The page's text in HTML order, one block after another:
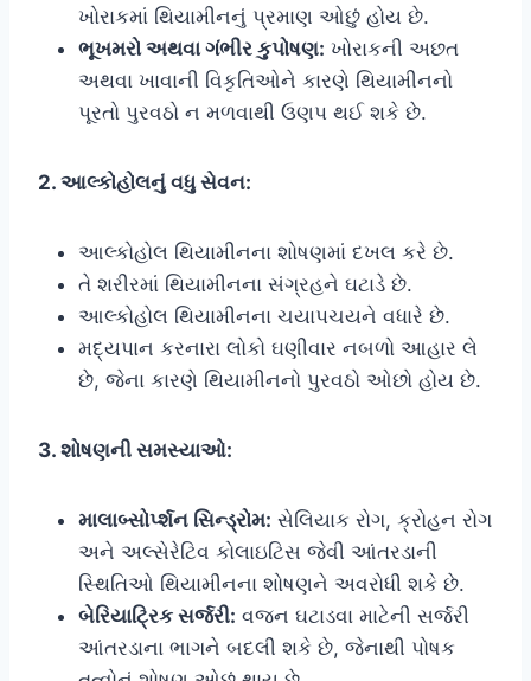
ખોરાકમાં થિયામીનનું પ્રમાણ ઓછું હોય છે.
ભૂખમરો અથવા ગંભીર કુપોષણ: ખોરાકની અછત
અથવા ખાવાની વિકૃતિઓને કારણે થિયામીનનો
પૂરતો પુરવઠો ન મળવાથી ઉણપ થઈ શકે છે.
2. આલ્કોહોલનું વધુ સેવન:
આલ્કોહોલ થિયામીનના શોષણમાં દખલ કરે છે.
તે શરીરમાં થિયામીનના સંગ્રહને ઘટાડે છે.
આલ્કોહોલ થિયામીનના ચયાપચયને વધારે છે.
મદ્યપાન કરનારા લોકો ઘણીવાર નબળો આહાર લે
છે, જેના કારણે થિયામીનનો પુરવઠો ઓછો હોય છે.
3. શોષણની સમસ્યાઓ:
માલાબ્સોર્પ્શન સિન્ડ્રોમ: સેલિયાક રોગ, ક્રોહન રોગ
અને અલ્સેરેટિવ કોલાઇટિસ જેવી આંતરડાની
સ્થિતિઓ થિયામીનના શોષણને અવરોધી શકે છે.
બેરિયાટ્રિક સર્જરી: વજન ઘટાડવા માટેની સર્જરી
આંતરડાના ભાગને બદલી શકે છે, જેનાથી પોષક